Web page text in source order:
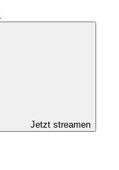
Jetzt streamen